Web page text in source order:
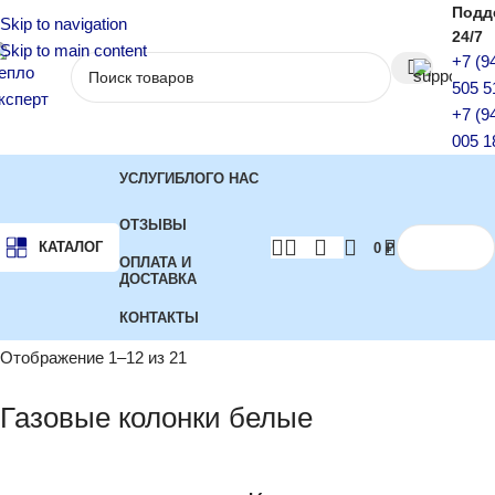
Skip to navigation
Skip to main content
24/7
+7
505
+7
005
КАТАЛОГ
УСЛУГИБЛОГО НАС
ОТЗЫВЫ
ОПЛАТА И
ДОСТАВКА
КОНТАКТЫ
0 ₽
Отображение 1–12 из 21
Газовые колонки белые